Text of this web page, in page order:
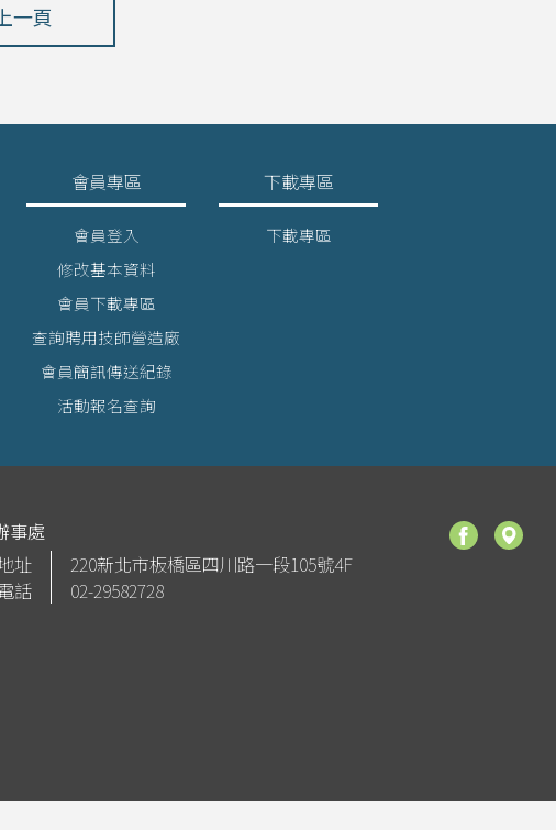
一頁
會員專區
會員登入
修改基本資料
會員下載專區
查詢聘用技師營造廠
會員簡訊傳送紀錄
活動報名查詢
下載專區
下載專區
事處
址
220新北市板橋區四川路一段105號4F
話
02-29582728